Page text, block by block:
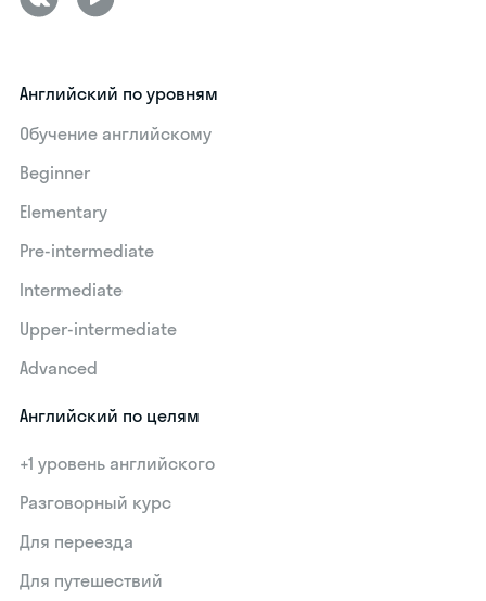
Английский по уровням
Обучение английскому
Beginner
Elementary
Pre-intermediate
Intermediate
Upper-intermediate
Advanced
Английский по целям
+1 уровень английского
Разговорный курс
Для переезда
Для путешествий